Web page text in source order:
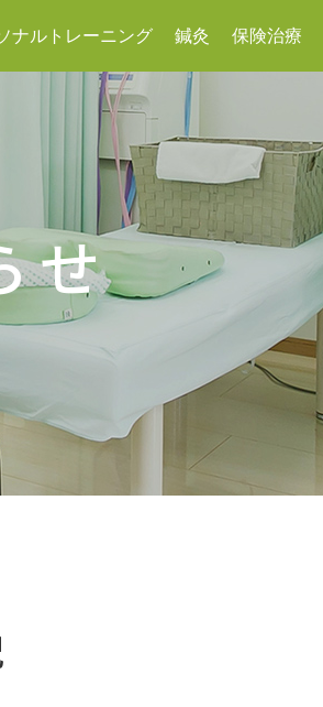
ナルトレーニング 鍼灸 保険治療
せ